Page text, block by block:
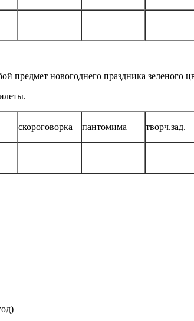
предмет новогоднего праздника зеленого
скороговорка пантомима творч.зад.